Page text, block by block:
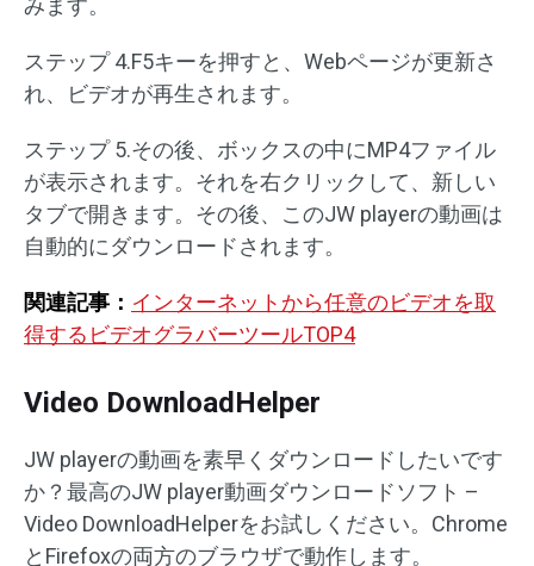
みます。
ステップ 4.F5キーを押すと、Webページが更新さ
れ、ビデオが再生されます。
ステップ 5.その後、ボックスの中にMP4ファイル
が表示されます。それを右クリックして、新しい
タブで開きます。その後、このJW playerの動画は
自動的にダウンロードされます。
関連記事： インターネットから任意のビデオを取
得するビデオグラバーツールTOP4
Video DownloadHelper
JW playerの動画を素早くダウンロードしたいです
か？最高のJW player動画ダウンロードソフト –
Video DownloadHelperをお試しください。Chrome
とFirefoxの両方のブラウザで動作します。